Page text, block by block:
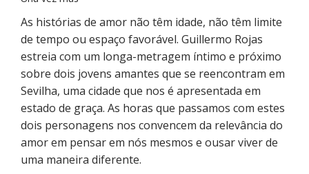
As histórias de amor não têm idade, não têm limite
de tempo ou espaço favorável. Guillermo Rojas
estreia com um longa-metragem íntimo e próximo
sobre dois jovens amantes que se reencontram em
Sevilha, uma cidade que nos é apresentada em
estado de graça. As horas que passamos com estes
dois personagens nos convencem da relevância do
amor em pensar em nós mesmos e ousar viver de
uma maneira diferente.